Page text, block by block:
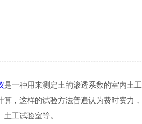
是一种用来测定土的渗透系数的室内土
算，这样的试验方法普遍认为费时费力
工试验室等。